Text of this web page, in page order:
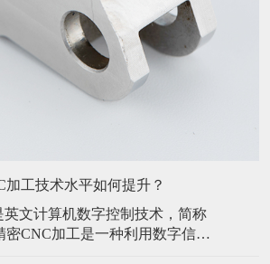
加工技术水平如何提升？
英文计算机数字控制技术，简称
密CNC加工是一种利用数字信息